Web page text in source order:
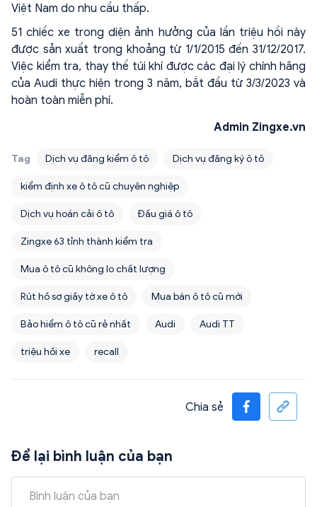
Việt Nam do nhu cầu thấp.
51 chiếc xe trong diện ảnh hưởng của lần triệu hồi này
được sản xuất trong khoảng từ 1/1/2015 đến 31/12/2017.
Việc kiểm tra, thay thế túi khí được các đại lý chính hãng
của Audi thực hiện trong 3 năm, bắt đầu từ 3/3/2023 và
hoàn toàn miễn phí.
Admin Zingxe.vn
Tag Dịch vụ đăng kiểm ô tô Dịch vụ đăng ký ô tô
kiểm định xe ô tô cũ chuyên nghiệp
Dịch vụ hoán cải ô tô Đấu giá ô tô
Zingxe 63 tỉnh thành kiểm tra
Mua ô tô cũ không lo chất lượng
Rút hồ sơ giấy tờ xe ô tô Mua bán ô tô cũ mới
Bảo hiểm ô tô cũ rẻ nhất Audi Audi TT
triệu hồi xe recall
Chia sẻ
Để lại bình luận của bạn